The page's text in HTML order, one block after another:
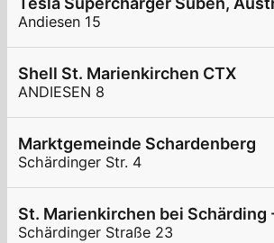
Andiesen 15
Shell St. Marienkirchen CTX
ANDIESEN 8
Marktgemeinde Schardenberg
Schärdinger Str. 4
St. Marienkirchen bei Schärding -
Schärdinger Straße 23